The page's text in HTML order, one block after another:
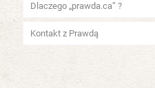
Dlaczego „prawda.ca” ?
Kontakt z Prawdą